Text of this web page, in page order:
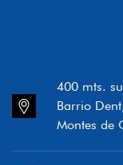
400 mts.
Barrio
Montes de